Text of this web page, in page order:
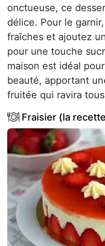
onctueuse, ce
délice. Pour le
fraîches et ajoutez
pour une touche
maison est idéal
beauté, apportant
fruitée qui ravira
Fraisier (la